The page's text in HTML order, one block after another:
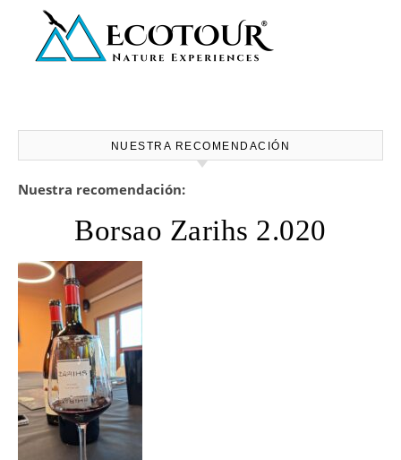
NUESTRA RECOMENDACIÓN
Nuestra recomendación:
Borsao Zarihs 2.020